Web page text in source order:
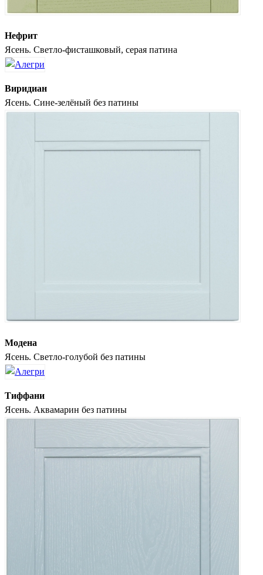
Нефрит
Ясень. Светло-фисташковый, серая патина
Виридиан
Ясень. Сине-зелёный без патины
Модена
Ясень. Светло-голубой без патины
Тиффани
Ясень. Аквамарин без патины